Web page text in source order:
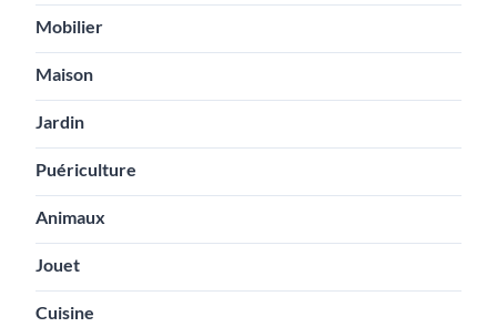
Mobilier
Maison
Jardin
Puériculture
Animaux
Jouet
Cuisine